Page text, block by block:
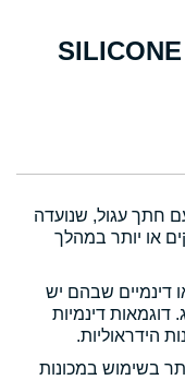
241.00×4.00
חתך עגול, שנועדה
או יותר במהלך
דינמיים שבהם יש
דוגמאות דינמיות
הידראוליות.
בשימוש במכונות